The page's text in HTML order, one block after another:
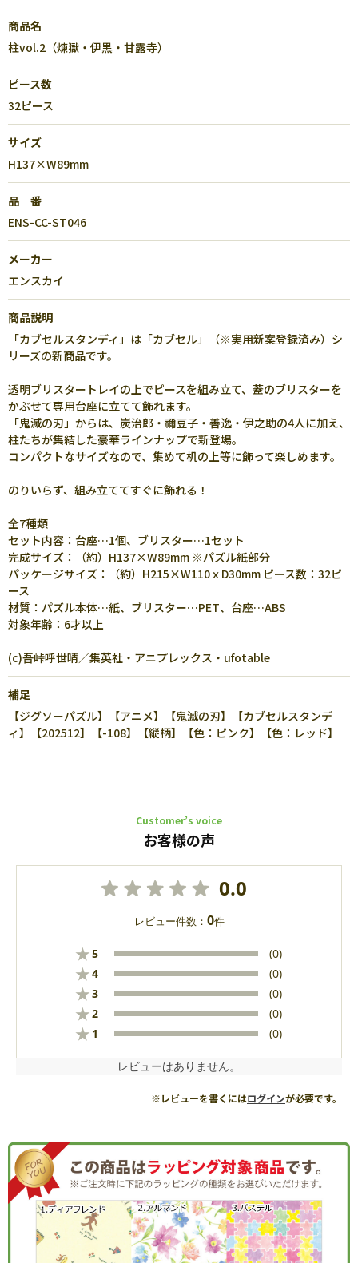
商品名
柱vol.2（煉獄・伊黒・甘露寺）
ピース数
32ピース
サイズ
H137×W89mm
品 番
ENS-CC-ST046
メーカー
エンスカイ
商品説明
「カブセルスタンディ」は「カブセル」（※実用新案登録済み）シ
リーズの新商品です。
透明ブリスタートレイの上でピースを組み立て、蓋のブリスターを
かぶせて専用台座に立てて飾れます。
「鬼滅の刃」からは、炭治郎・禰豆子・善逸・伊之助の4人に加え、
柱たちが集結した豪華ラインナップで新登場。
コンパクトなサイズなので、集めて机の上等に飾って楽しめます。
のりいらず、組み立ててすぐに飾れる！
全7種類
セット内容：台座…1個、ブリスター…1セット
完成サイズ：（約）H137×W89mm ※パズル紙部分
パッケージサイズ：（約）H215×W110ｘD30mm ピース数：32ピ
ース
材質：パズル本体…紙、ブリスター…PET、台座…ABS
対象年齢：6才以上
(c)吾峠呼世晴／集英社・アニプレックス・ufotable
補足
【ジグソーパズル】【アニメ】【鬼滅の刃】【カブセルスタンデ
ィ】【202512】【-108】【縦柄】【色：ピンク】【色：レッド】
Customer’s voice
お客様の声
0.0
レビュー件数： 0件
★5 (0)
★4 (0)
★3 (0)
★2 (0)
★ 1 (0)
レビューはありません。
※レビューを書くにはログインが必要です。